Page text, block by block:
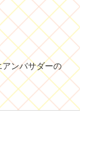
ンバサダーの